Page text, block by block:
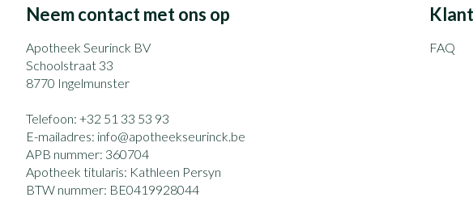
Neem contact met ons op
Apotheek Seurinck BV
Schoolstraat 33
8770 Ingelmunster
Telefoon: +32 51 33 53 93
E-mailadres: info@apotheekseurinck.be
APB nummer: 360704
Apotheek titularis: Kathleen Persyn
BTW nummer: BE0419928044
FAQ